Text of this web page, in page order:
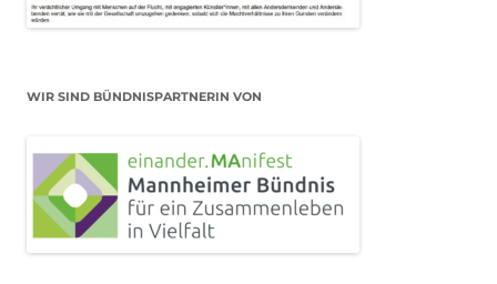
WIR SIND BÜNDNISPARTNERIN VON